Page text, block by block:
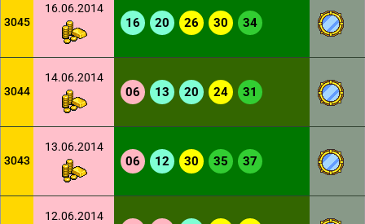
3045
16.06.2014
16 20 26 30 34
3044
14.06.2014
06 13 20 24 31
3043
13.06.2014
06 12 30 35 37
12.06.2014